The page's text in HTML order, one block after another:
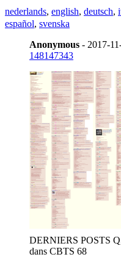
nederlands, english, deutsch,
español, svenska
Anonymous - 2017-
148147343
DERNIERS POSTS
dans CBTS 68